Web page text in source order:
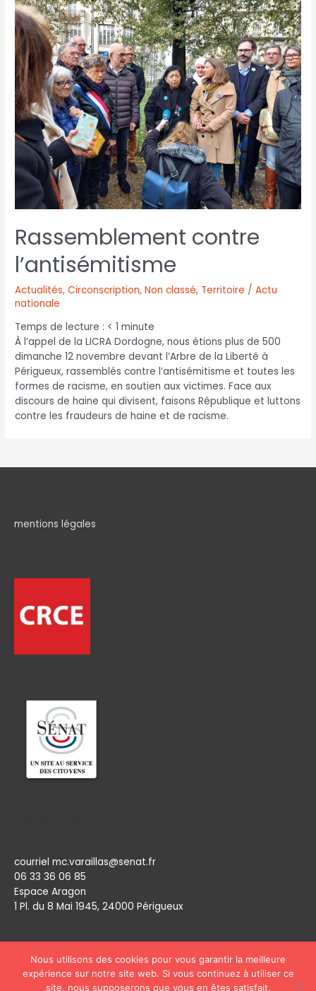
Rassemblement contre
l’antisémitisme
Actualités,Circonscription,Non classé, Territoire / Actu
nationale
Temps de lecture : < 1 minute
À l’appel de la LICRA Dordogne, nous étions plus de 500
dimanche 12 novembre devant l’Arbre de la Liberté à
Périgueux, rassemblés contre l’antisémitisme et toutes les
formes de racisme, en soutien aux victimes. Face aux
discours de haine qui divisent, faisons République et luttons
contre les fraudeurs de haine et de racisme.
mentions légales
courriel mc.varaillas@senat.fr
06 33 36 06 85
Espace Aragon
1 Pl. du 8 Mai 1945, 24000 Périgueux​
Nous utilisons des cookies pour vous garantir la meilleure
expérience sur notre site web. Si vous continuez à utiliser ce
site, nous supposerons que vous en êtes satisfait.